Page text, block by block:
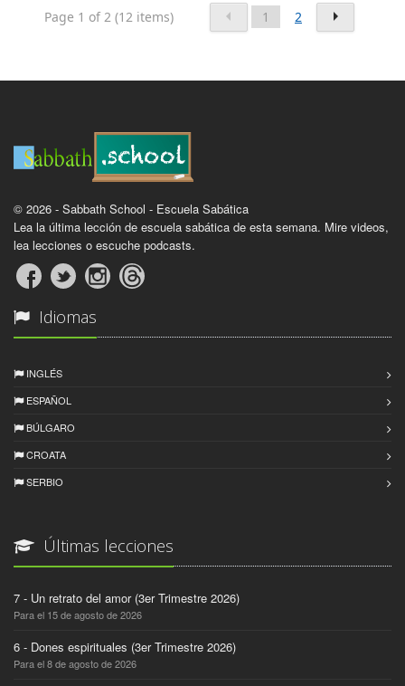
Page 1 of 2 (12 items) 1 2
© 2026 - Sabbath School - Escuela Sabática
Lea la última lección de escuela sabática de esta semana. Mire videos,
lea lecciones o escuche podcasts.
Idiomas
INGLÉS
ESPAÑOL
BÚLGARO
CROATA
SERBIO
Últimas lecciones
7 - Un retrato del amor (3er Trimestre 2026)
Para el 15 de agosto de 2026
6 - Dones espirituales (3er Trimestre 2026)
Para el 8 de agosto de 2026